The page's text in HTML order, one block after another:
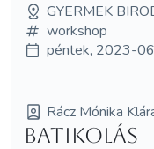
GYERMEK
workshop
péntek, 2023-
Rácz Mónika
BATIKOLÁS